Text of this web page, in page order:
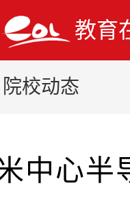
教育
院校动态
中心半